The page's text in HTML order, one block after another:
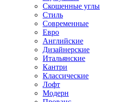
Скошенные углы
Стиль
Современные
Евро
Английские
Дизайнерские
Итальянские
Кантри
Классические
Лофт
Модерн